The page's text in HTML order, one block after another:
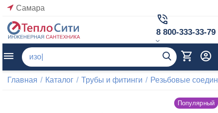
Самара
8 800-333-33-79
Главная / Каталог / Трубы и фитинги / Резьбовые
Популярный